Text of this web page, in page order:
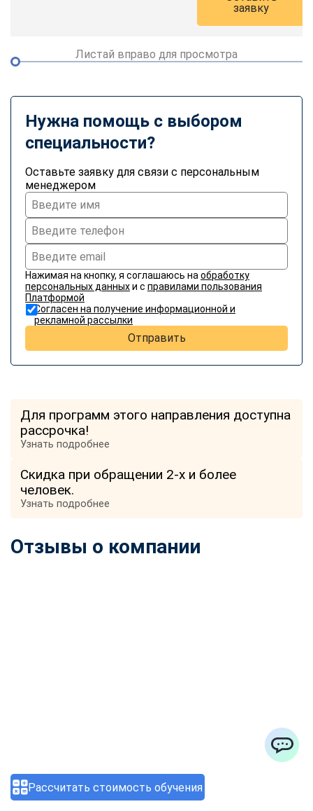
Рассчитать стоимость обучения
заявку
Листай вправо для просмотра
Нужна помощь с выбором
специальности?
Оставьте заявку для связи с персональным
менеджером
Нажимая на кнопку, я соглашаюсь на обработку
персональных данныхи с правилами пользования
Платформой
Согласен на получение информационной и
рекламной рассылки
Отправить
Для программ этого направления доступна
рассрочка!
Узнать подробнее
Скидка при обращении 2-х и более
человек.
Узнать подробнее
Отзывы о компании
ChatApp
online
Мессенджеры
Свяжитесь с нами через любой удобный мессенджер!
Telegram
Max